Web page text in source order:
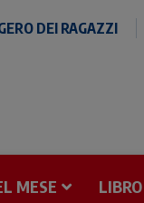
DEI RAGAZZI
MESE